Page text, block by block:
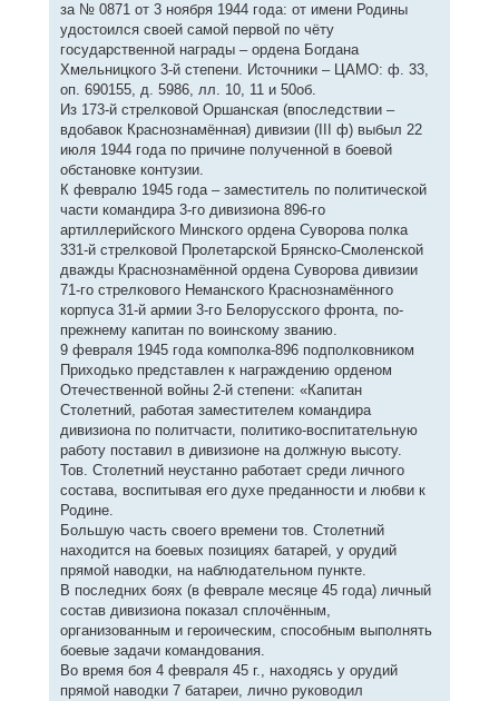
за № 0871 от 3 ноября 1944 года: от имени Родины
удостоился своей самой первой по чёту
государственной награды – ордена Богдана
Хмельницкого 3-й степени. Источники – ЦАМО: ф. 33,
оп. 690155, д. 5986, лл. 10, 11 и 50об.
Из 173-й стрелковой Оршанская (впоследствии –
вдобавок Краснознамённая) дивизии (III ф) выбыл 22
июля 1944 года по причине полученной в боевой
обстановке контузии.
К февралю 1945 года – заместитель по политической
части командира 3-го дивизиона 896-го
артиллерийского Минского ордена Суворова полка
331-й стрелковой Пролетарской Брянско-Смоленской
дважды Краснознамённой ордена Суворова дивизии
71-го стрелкового Неманского Краснознамённого
корпуса 31-й армии 3-го Белорусского фронта, по-
прежнему капитан по воинскому званию.
9 февраля 1945 года комполка-896 подполковником
Приходько представлен к награждению орденом
Отечественной войны 2-й степени: «Капитан
Столетний, работая заместителем командира
дивизиона по политчасти, политико-воспитательную
работу поставил в дивизионе на должную высоту.
Тов. Столетний неустанно работает среди личного
состава, воспитывая его духе преданности и любви к
Родине.
Большую часть своего времени тов. Столетний
находится на боевых позициях батарей, у орудий
прямой наводки, на наблюдательном пункте.
В последних боях (в феврале месяце 45 года) личный
состав дивизиона показал сплочённым,
организованным и героическим, способным выполнять
боевые задачи командования.
Во время боя 4 февраля 45 г., находясь у орудий
прямой наводки 7 батареи, лично руководил